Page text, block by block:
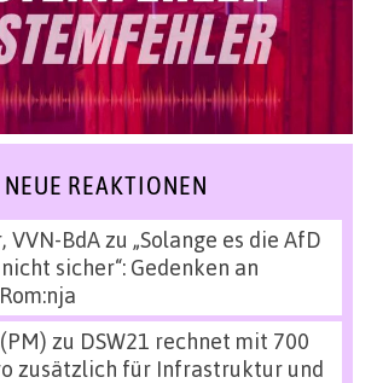
NEUE REAKTIONEN
VVN-BdAzu „Solange es die AfD
sicher“: Gedenken an
zu DSW21 rechnet mit 700
zusätzlich für Infrastruktur und